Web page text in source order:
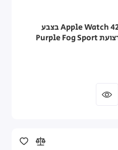
שעון Apple Watch 42mm Series 11 GPS בצבע
Silver Aluminium עם רצועת Purple Fog Sport